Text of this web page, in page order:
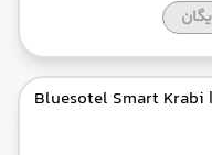
| Bluesotel Smart Krabi